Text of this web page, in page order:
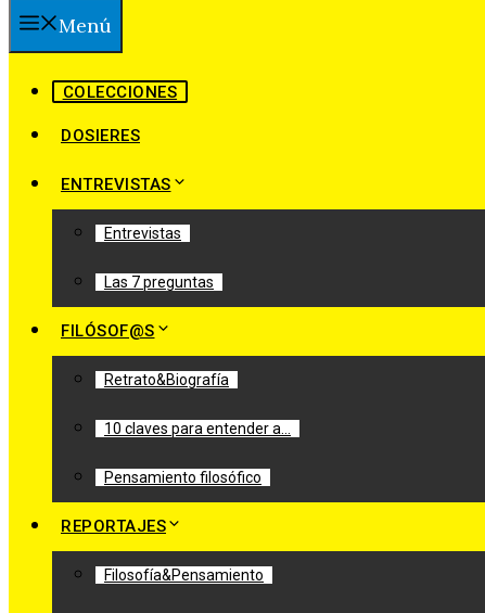
Menú
COLECCIONES
DOSIERES
ENTREVISTAS
Entrevistas
Las 7 preguntas
FILÓSOF@S
Retrato&Biografía
10 claves para entender a…
Pensamiento filosófico
REPORTAJES
Filosofía&Pensamiento